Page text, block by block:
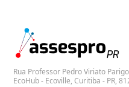
Rua Professor Pedro Viriato
EcoHub - Ecoville, Curitiba - PR,